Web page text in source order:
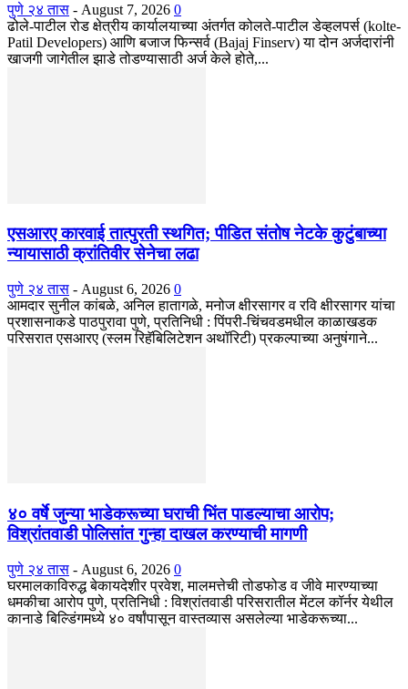
पुणे २४ तास - August 7, 2026 0
ढोले-पाटील रोड क्षेत्रीय कार्यालयाच्या अंतर्गत कोलते-पाटील डेव्हलपर्स (kolte-
Patil Developers) आणि बजाज फिन्सर्व (Bajaj Finserv) या दोन अर्जदारांनी
खाजगी जागेतील झाडे तोडण्यासाठी अर्ज केले होते,...
एसआरए कारवाई तात्पुरती स्थगित; पीडित संतोष नेटके कुटुंबाच्या
न्यायासाठी क्रांतिवीर सेनेचा लढा
पुणे २४ तास - August 6, 2026 0
आमदार सुनील कांबळे, अनिल हातागळे, मनोज क्षीरसागर व रवि क्षीरसागर यांचा
प्रशासनाकडे पाठपुरावा पुणे, प्रतिनिधी : पिंपरी-चिंचवडमधील काळाखडक
परिसरात एसआरए (स्लम रिहॅबिलिटेशन अथॉरिटी) प्रकल्पाच्या अनुषंगाने...
४० वर्षे जुन्या भाडेकरूच्या घराची भिंत पाडल्याचा आरोप;
विश्रांतवाडी पोलिसांत गुन्हा दाखल करण्याची मागणी
पुणे २४ तास - August 6, 2026 0
घरमालकाविरुद्ध बेकायदेशीर प्रवेश, मालमत्तेची तोडफोड व जीवे मारण्याच्या
धमकीचा आरोप पुणे, प्रतिनिधी : विश्रांतवाडी परिसरातील मेंटल कॉर्नर येथील
कानाडे बिल्डिंगमध्ये ४० वर्षांपासून वास्तव्यास असलेल्या भाडेकरूच्या...